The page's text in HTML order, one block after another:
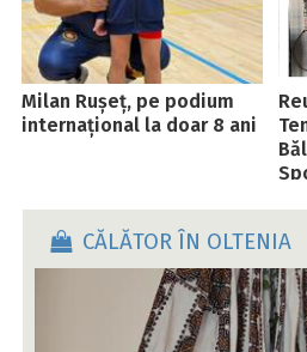
Milan Rușeț, pe podium
internațional la doar 8 ani
CĂLĂTOR ÎN OLTENIA